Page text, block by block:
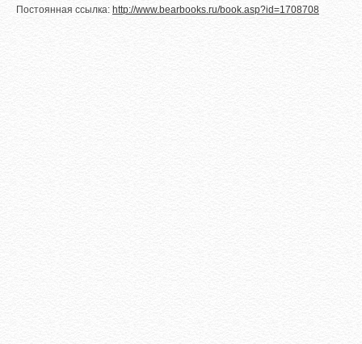
Постоянная ссылка: http://www.bearbooks.ru/book.asp?id=1708708